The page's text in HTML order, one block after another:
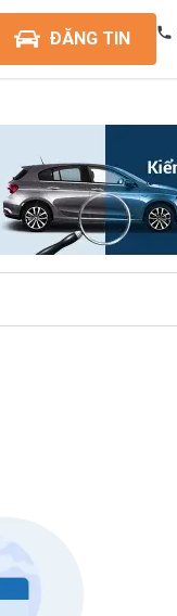
ĐĂNG TIN